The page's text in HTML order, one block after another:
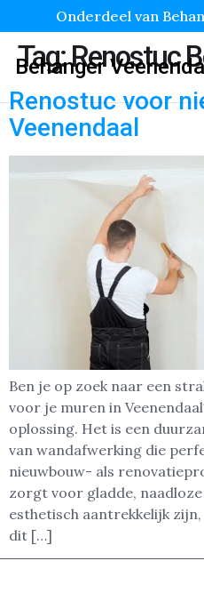
Onderdeel van
Behanger
Tag:Renostuc
Renostuc voor
Veenendaal
Ben je op zoek naar een
voor je muren in
oplossing. Het is een
van wandafwerking die
nieuwbouw- als
zorgt voor gladde,
esthetisch aantrekkelijk
dit […]